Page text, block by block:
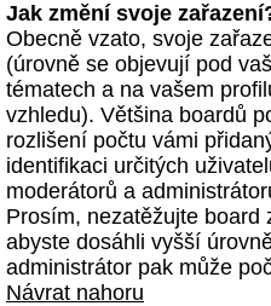
Jak změní svoje
Obecně vzato, svoje
(úrovně se objevují pod
tématech a na vašem
vzhledu). Většina boardů
rozlišení počtu vámi
identifikaci určitých
moderátorů a
Prosím, nezatěžujte board
abyste dosáhli vyšší
administrátor pak může
Návrat nahoru